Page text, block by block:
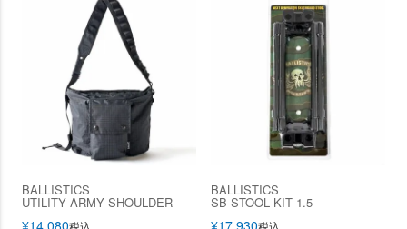
BALLISTICS
UTILITY ARMY SHOULDER
¥14,080税込
BALLISTICS
SB STOOL KIT 1.5
¥17,930税込